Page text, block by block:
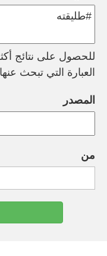
للحصول على نتائج
العبارة التي تبحث
المصدر
من